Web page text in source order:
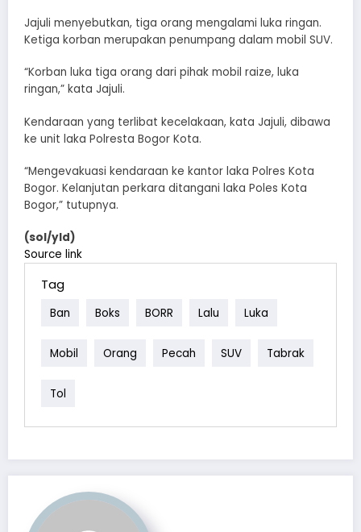
Jajuli menyebutkan, tiga orang mengalami luka ringan.
Ketiga korban merupakan penumpang dalam mobil SUV.
“Korban luka tiga orang dari pihak mobil raize, luka
ringan,” kata Jajuli.
Kendaraan yang terlibat kecelakaan, kata Jajuli, dibawa
ke unit laka Polresta Bogor Kota.
“Mengevakuasi kendaraan ke kantor laka Polres Kota
Bogor. Kelanjutan perkara ditangani laka Poles Kota
Bogor,” tutupnya.
(sol/yld)
Source link
Tag
Ban Boks BORR Lalu Luka
Mobil Orang Pecah SUV Tabrak
Tol